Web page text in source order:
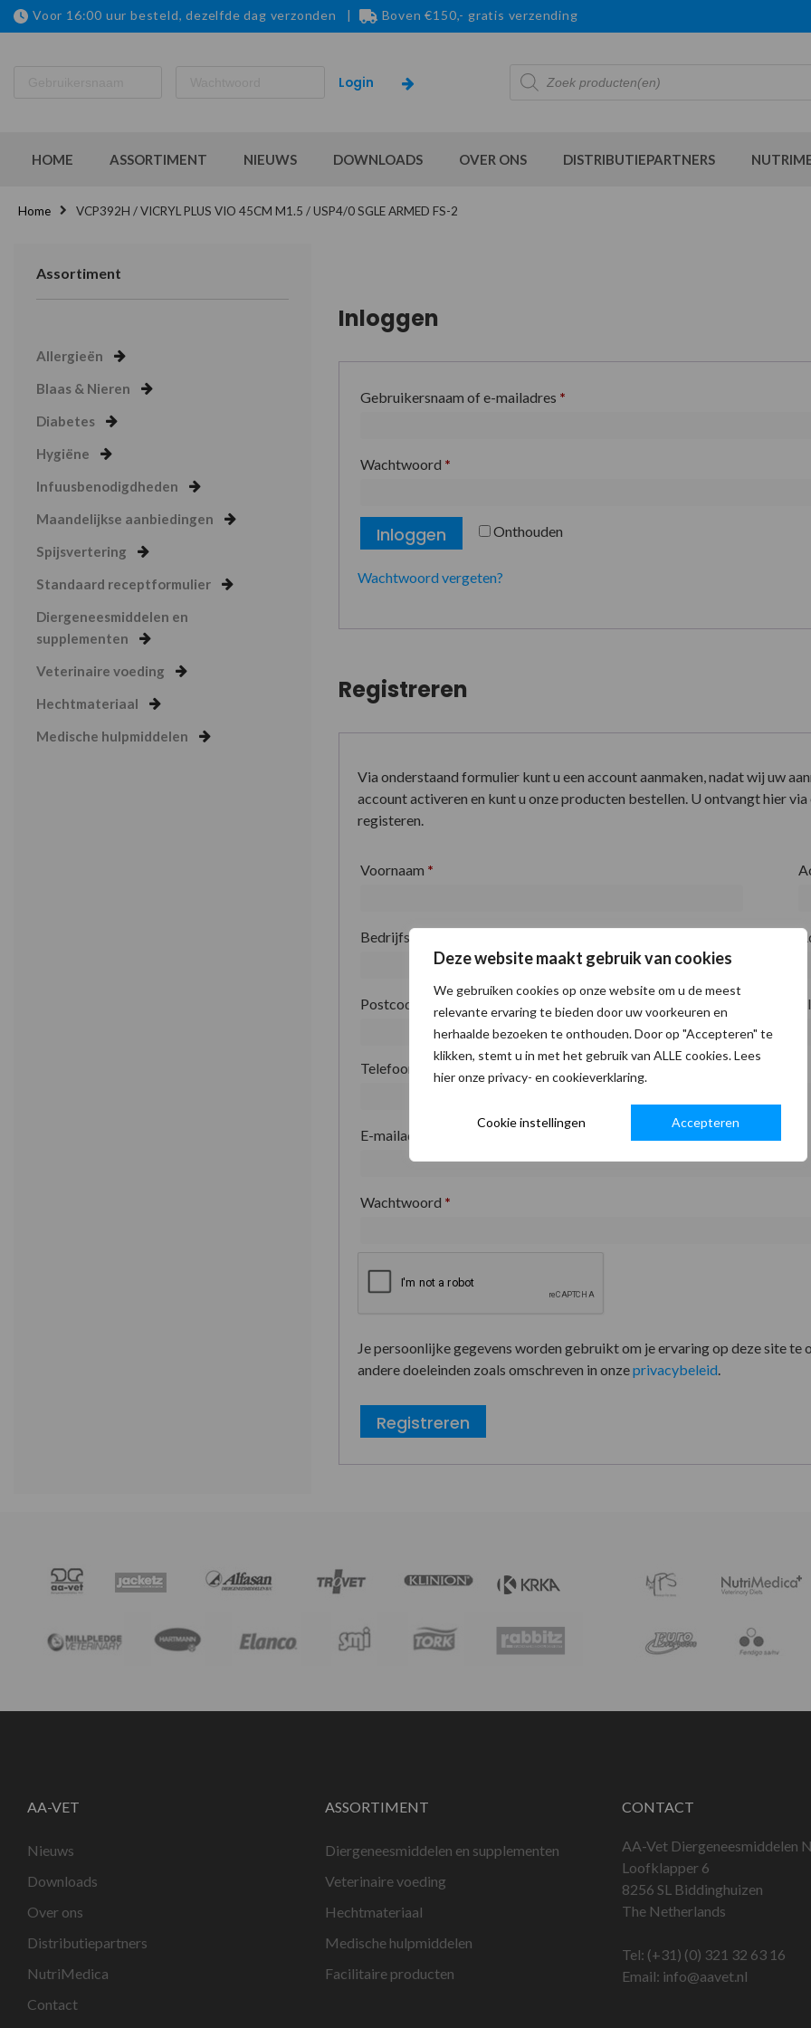
Deze website maakt gebruik van cookies
We gebruiken cookies op onze website om u de meest
relevante ervaring te bieden door uw voorkeuren en
herhaalde bezoeken te onthouden. Door op "Accepteren" te
klikken, stemt u in met het gebruik van ALLE cookies. Lees
hier onze privacy- en cookieverklaring.
Cookie instellingen Accepteren
Voor 16:00 uur besteld, dezelfde dag verzonden | Boven €150,- gratis verzending
Producten
zoeken
HOME ASSORTIMENT NIEUWS DOWNLOADS OVER ONS DISTRIBUTIEPARTNERS
Home VCP392H / VICRYL PLUS VIO 45CM M1.5 / USP4/0 SGLE ARMED FS-2
Assortiment
Allergieën
Blaas & Nieren
Diabetes
Hygiëne
Infuusbenodigdheden
Maandelijkse aanbiedingen
Spijsvertering
Standaard receptformulier
Diergeneesmiddelen en
supplementen
Veterinaire voeding
Hechtmateriaal
Medische hulpmiddelen
Inloggen
Gebruikersnaam of e-mailadres *
Wachtwoord *
Onthouden
Inloggen
Wachtwoord vergeten?
Registreren
Via onderstaand formulier kunt u een account aanmaken, nadat wij uw
account activeren en kunt u onze producten bestellen. U ontvangt hier
registeren.
Voornaam *
Bedrijfsnaam
Postcode
Telefoon
E-mailadres
Wachtwoord *
Je persoonlijke gegevens worden gebruikt om je ervaring op deze site
andere doeleinden zoals omschreven in onzeprivacybeleid
Registreren
AA-VET
Nieuws
Downloads
Over ons
Distributiepartners
NutriMedica
Contact
ASSORTIMENT
Diergeneesmiddelen en supplementen
Veterinaire voeding
Hechtmateriaal
Medische hulpmiddelen
Facilitaire producten
CONTACT
AA-Vet Diergeneesmiddelen
Loofklapper 6
8256 SL Biddinghuizen
The Netherlands
Tel: (+31) (0) 321 32 63 16
Email: info@aavet.nl